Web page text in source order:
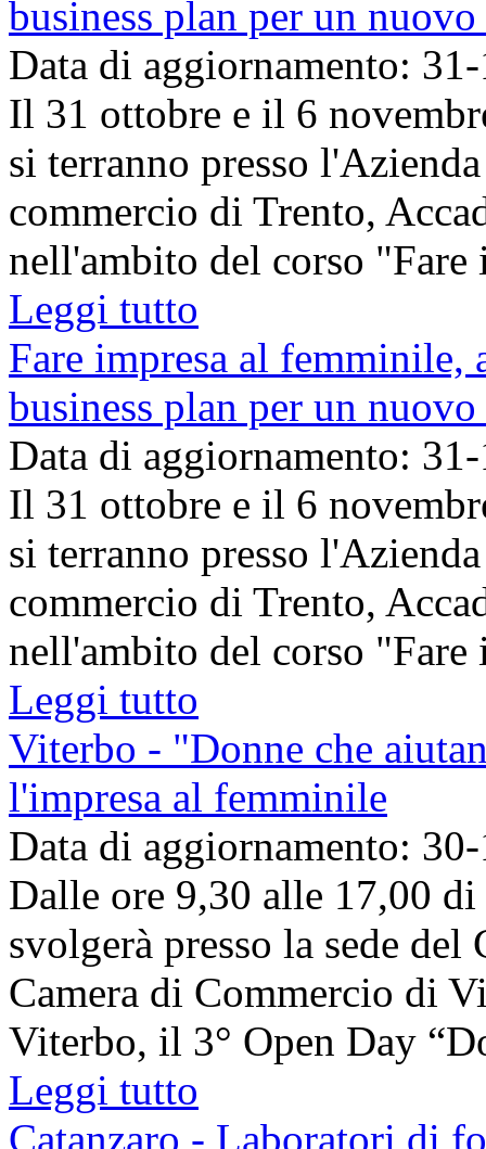
business plan per un
Data di aggiornamento:
Il 31 ottobre e il 6
si terranno presso
commercio di Trento,
nell'ambito del corso
Leggi tutto
Fare impresa al femminile,
business plan per un
Data di aggiornamento:
Il 31 ottobre e il 6
si terranno presso
commercio di Trento,
nell'ambito del corso
Leggi tutto
Viterbo - "Donne che
l'impresa al femminile
Data di aggiornamento:
Dalle ore 9,30 alle 17,00
svolgerà presso la sede
Camera di Commercio di
Viterbo, il 3° Open Day
Leggi tutto
Catanzaro - Laboratori di